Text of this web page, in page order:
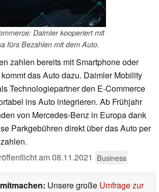
Daimler kooperiert mit
fürs Bezahlen mit dem Auto.
zahlen bereits mit Smartphone oder
das Auto dazu. Daimler Mobility
Technologiepartner den E-Commerce
ins Auto integrieren. Ab Frühjahr
von Mercedes-Benz in Europa dank
Parkgebühren direkt über das Auto per
am08.11.2021 Business
Unsere große Umfrage zur